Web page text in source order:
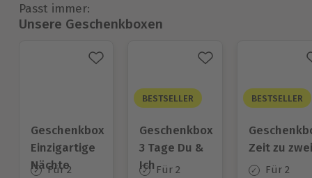
Passt immer:
Unsere Geschenkboxen
Geschenkbox
Einzigartige
Nächte
Für 2
BESTSELLER
Geschenkbox
3 Tage Du &
Ich Für 2
BESTSELLER
Zeit zu
Für 2